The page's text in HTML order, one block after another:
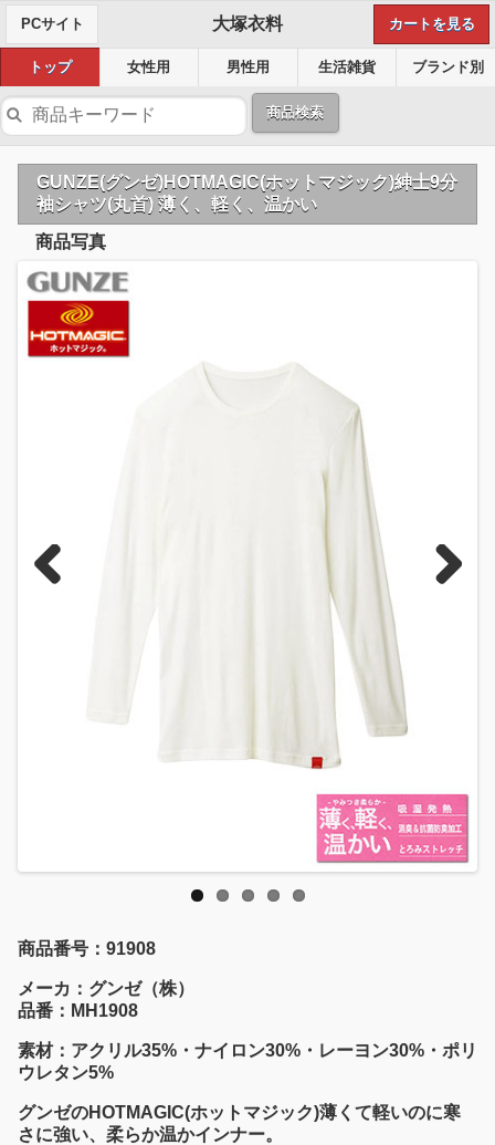
PCサイト 大塚衣料 カートを見る
トップ 女性用 男性用 生活雑貨 ブランド別
商品検索
GUNZE(グンゼ)HOTMAGIC(ホットマジック)紳士9分
袖シャツ(丸首) 薄く、軽く、温かい
商品写真
商品番号：91908
メーカ：グンゼ（株）
品番：MH1908
素材：アクリル35%・ナイロン30%・レーヨン30%・ポリ
ウレタン5%
グンゼのHOTMAGIC(ホットマジック)薄くて軽いのに寒
さに強い、柔らか温かインナー。